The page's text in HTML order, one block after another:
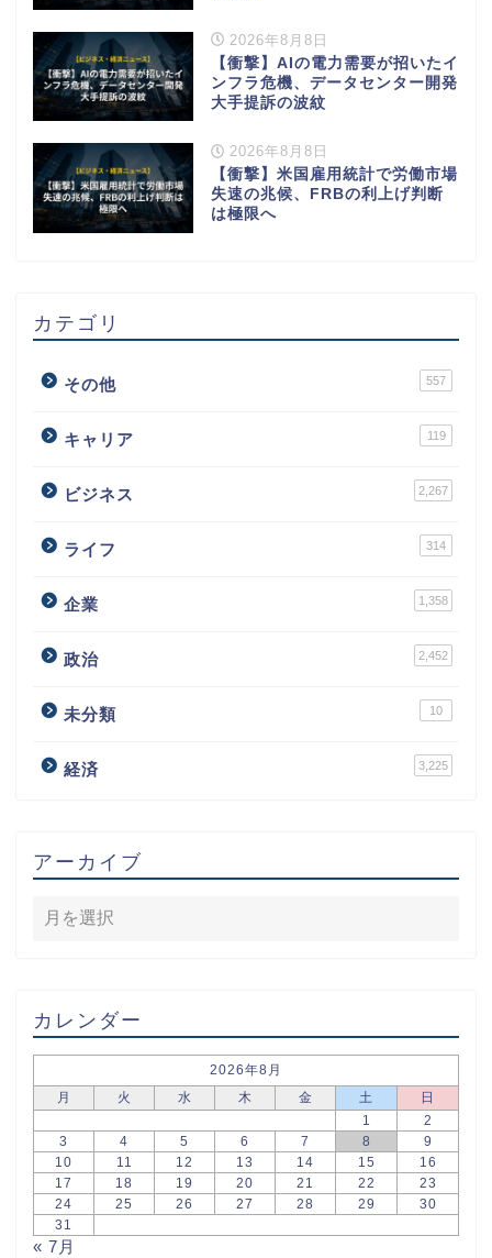
2026年8月8日
【衝撃】AIの電力需要が招いたイ
ンフラ危機、データセンター開発
大手提訴の波紋
2026年8月8日
【衝撃】米国雇用統計で労働市場
失速の兆候、FRBの利上げ判断
は極限へ
カテゴリ
その他 557
キャリア 119
ビジネス 2,267
ライフ 314
企業 1,358
政治 2,452
未分類 10
経済 3,225
アーカイブ
カレンダー
2026年8月
月
火 水 木 金 土
日
1
2
3
4 5 6 7 8
9
10
11 12 13 14 15
16
17
18 19 20 21 22
23
24
25 26 27 28 29
30
31
« 7月